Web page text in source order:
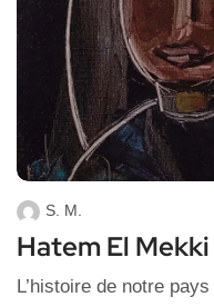
S. M.
Hatem El
L’histoire de notre